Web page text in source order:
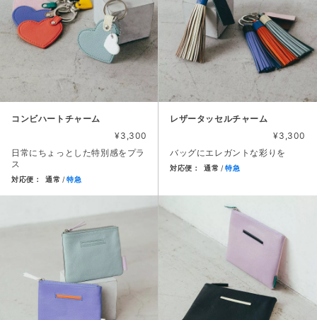
コンビハートチャーム
¥3,300
日常にちょっとした特別感をプラ
ス
対応便： 通常 特急
商品カード。商品: コンビハートチャーム, 価格: 3,300円, 日
レザータッセルチャーム
¥3,300
バッグにエレガントな彩りを
対応便： 通常 特急
商品カード。商品: レザータ